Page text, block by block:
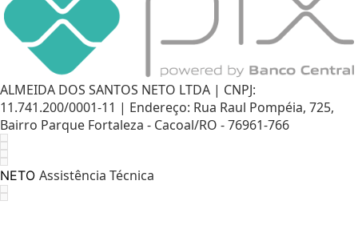
ALMEIDA DOS SANTOS NETO LTDA | CNPJ:
11.741.200/0001-11 | Endereço: Rua Raul Pompéia, 725,
Bairro Parque Fortaleza - Cacoal/RO - 76961-766
NETO Assistência Técnica